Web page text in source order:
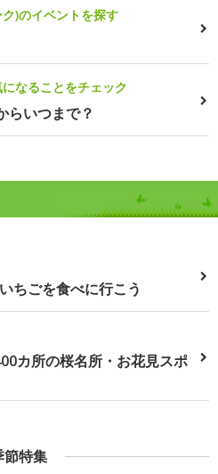
)のイベントを探す
なることをチェック
らいつまで？
ちごを食べに行こう
カ所の桜名所・お花見スポ
節特集